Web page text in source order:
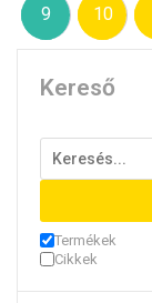
9 10
Kereső
Termékek
Cikkek